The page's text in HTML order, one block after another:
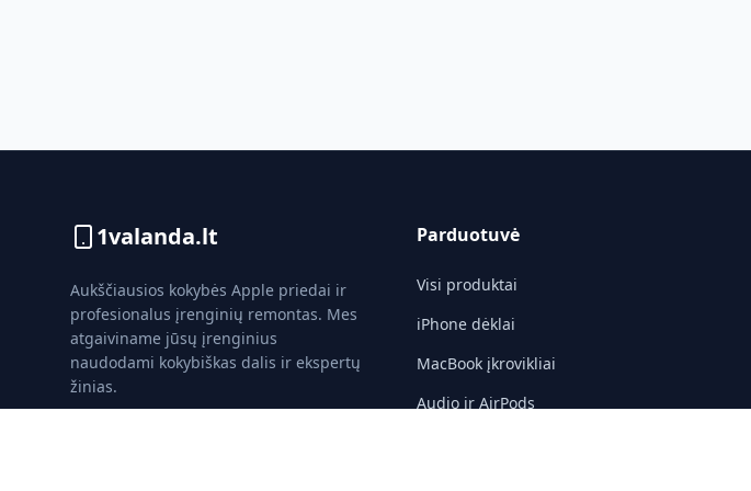
1valanda.lt
Aukščiausios kokybės Apple priedai ir
profesionalus įrenginių remontas. Mes
atgaiviname jūsų įrenginius
naudodami kokybiškas dalis ir ekspertų
žinias.
Parduotuvė
Visi produktai
iPhone dėklai
MacBook įkrovikliai
Audio ir AirPods